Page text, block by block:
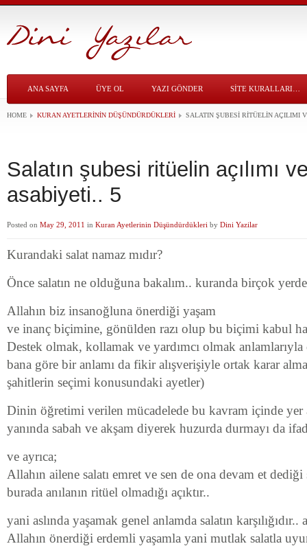
ANA SAYFA ÜYE OL YAZI GÖNDER SITE KURALLARI…
HOME KURAN AYETLERININ DÜŞÜNDÜRDÜKLERI SALATIN ŞUBESI RITÜELIN AÇILIMI
Salatın şubesi ritüelin açılımı
asabiyeti.. 5
Posted on May 29, 2011 in Kuran Ayetlerinin Düşündürdükleri by Dini Yazilar
Kurandaki salat namaz mıdır?
Önce salatın ne olduğuna bakalım.. kuranda birçok
Allahın biz insanoğluna önerdiği yaşam
ve inanç biçimine, gönülden razı olup bu biçimi kabul
Destek olmak, kollamak ve yardımcı olmak
bana göre bir anlamı da fikir alışverişiyle ortak karar
şahitlerin seçimi konusundaki ayetler)
Dinin öğretimi verilen mücadelede bu kavram içinde yer
yanında sabah ve akşam diyerek huzurda durmayı da
ve ayrıca;
Allahın ailene salatı emret ve sen de ona devam et dediği
burada anılanın ritüel olmadığı açıktır..
yani aslında yaşamak genel anlamda salatın karşılığıdır..
Allahın önerdiği erdemli yaşamla yani mutlak salatla